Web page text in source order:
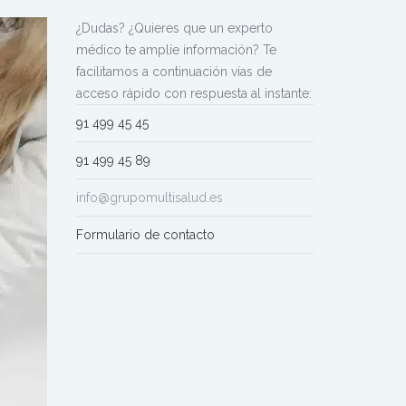
¿Dudas? ¿Quieres que un experto
médico te amplíe información? Te
facilitamos a continuación vías de
acceso rápido con respuesta al instante:
91 499 45 45
91 499 45 89
info@grupomultisalud.es
Formulario de contacto